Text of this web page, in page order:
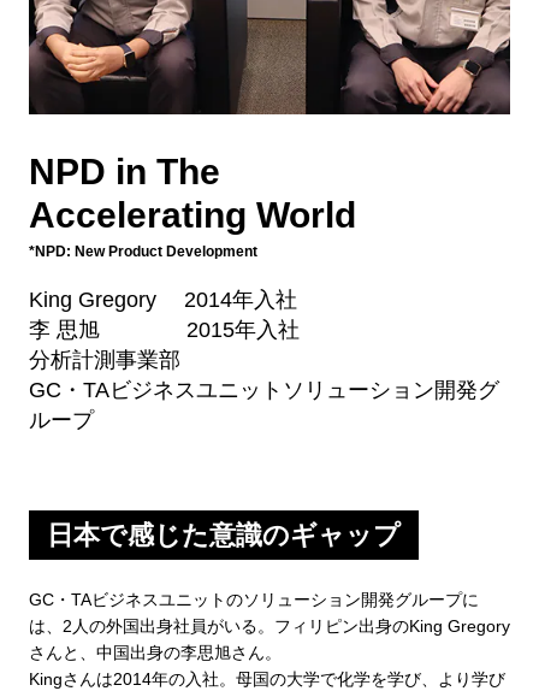
NPD in The
Accelerating World
*NPD: New Product Development
King Gregory 2014年入社
李 思旭 2015年入社
分析計測事業部
GC・TAビジネスユニットソリューション開発グ
ループ
日本で感じた意識のギャップ
GC・TAビジネスユニットのソリューション開発グループに
は、2人の外国出身社員がいる。フィリピン出身のKing Gregory
さんと、中国出身の李思旭さん。
Kingさんは2014年の入社。母国の大学で化学を学び、より学び